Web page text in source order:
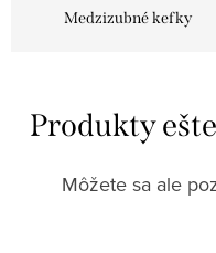
Medzizubné kefky
Produkty
Môžete sa ale